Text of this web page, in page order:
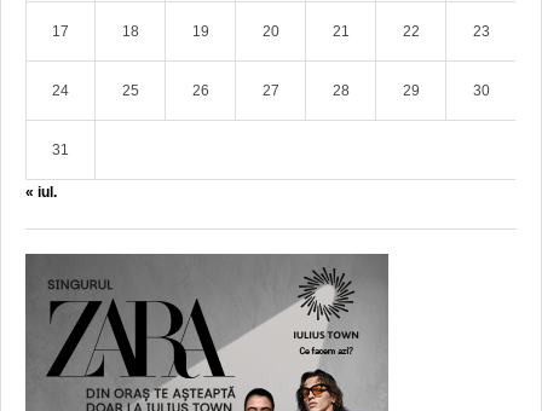
17 18 19 20 21 22 23
24 25 26 27 28 29 30
31
« iul.